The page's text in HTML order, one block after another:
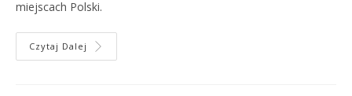
miejscach Polski.
Czytaj Dalej